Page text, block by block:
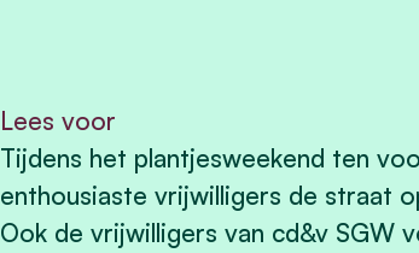
Lees voor
Tijdens het plantjesweekend ten
enthousiaste vrijwilligers de straat
Ook de vrijwilligers van cd&v SGW